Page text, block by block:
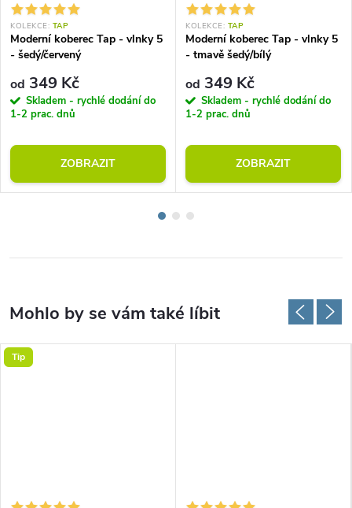
KOLEKCE: TAP
Moderní koberec Tap - vlnky 5
- šedý/červený
od 349 Kč
Skladem - rychlé dodání do
1-2 prac. dnů
ZOBRAZIT
KOLEKCE: TAP
Moderní koberec Tap - vlnky 5
- tmavě šedý/bílý
od 349 Kč
Skladem - rychlé dodání do
1-2 prac. dnů
ZOBRAZIT
Tip